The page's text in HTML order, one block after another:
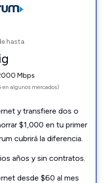
hasta
Mbps
algunos mercados)
y transfiere dos o
$1,000 en tu primer
cubrirá la diferencia.
años y sin contratos.
desde $60 al mes